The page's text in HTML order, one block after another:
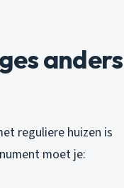
anders
reguliere huizen is
moet je: